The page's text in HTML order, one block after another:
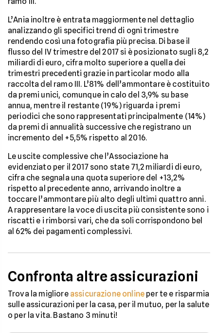
L’Ania inoltre è entrata maggiormente nel dettaglio
analizzando gli specifici trend di ogni trimestre
rendendo così una fotografia più precisa. Di base il
flusso del IV trimestre del 2017 si è posizionato sugli 8,2
miliardi di euro, cifra molto superiore a quella dei
trimestri precedenti grazie in particolar modo alla
raccolta del ramo III. L’81% dell’ammontare è costituito
da premi unici, comunque in calo del 3,9% su base
annua, mentre il restante (19%) riguarda i premi
periodici che sono rappresentati principalmente (14%)
da premi di annualità successive che registrano un
incremento del +5,5% rispetto al 2016.
Le uscite complessive che l’Associazione ha
evidenziato per il 2017 sono state 71,2 miliardi di euro,
cifra che segnala una quota superiore del +13,2%
rispetto al precedente anno, arrivando inoltre a
toccare l’ammontare più alto degli ultimi quattro anni.
A rappresentare la voce di uscita più consistente sono i
riscatti e i rimborsi vari, che da soli corrispondono bel
al 62% dei pagamenti complessivi.
Confronta altre assicurazioni
Trova la migliore assicurazione online per te e risparmia
sulle assicurazioni per la casa, per il mutuo, per la salute
o per la vita. Bastano 3 minuti!